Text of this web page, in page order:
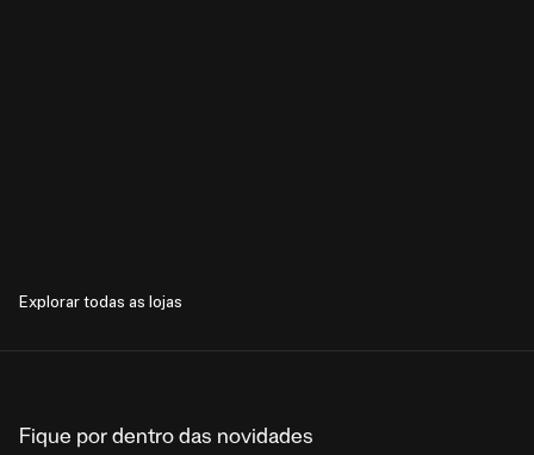
Explorar todas as lojas
Fique por dentro das novidades